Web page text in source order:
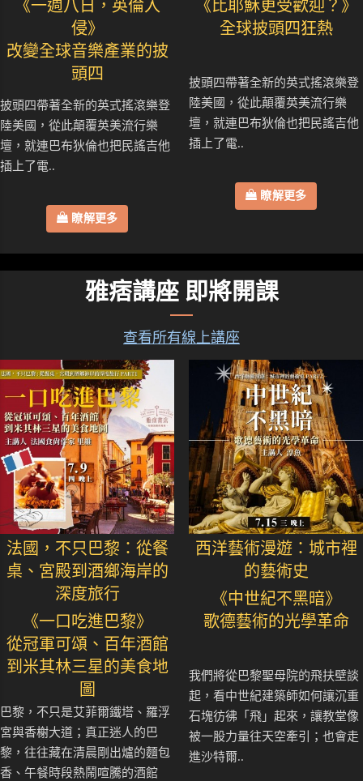
《一週八日，英倫入
侵》
改變全球音樂產業的披
頭四
披頭四帶著全新的英式搖滾樂登
陸美國，從此顛覆英美流行樂
壇，就連巴布狄倫也把民謠吉他
插上了電..
瞭解更多
《比耶穌更受歡迎？》
全球披頭四狂熱
披頭四帶著全新的英式搖滾樂登
陸美國，從此顛覆英美流行樂
壇，就連巴布狄倫也把民謠吉他
插上了電..
瞭解更多
雅痞講座 即將開課
查看所有線上講座
法國，不只巴黎：從餐
桌、宮殿到酒鄉海岸的
深度旅行
《一口吃進巴黎》
從冠軍可頌、百年酒館
到米其林三星的美食地
圖
巴黎，不只是艾菲爾鐵塔、羅浮
宮與香榭大道；真正迷人的巴
黎，往往藏在清晨剛出爐的麵包
香、午餐時段熱鬧喧騰的酒館
西洋藝術漫遊：城市裡
的藝術史
《中世紀不黑暗》
歌德藝術的光學革命
我們將從巴黎聖母院的飛扶壁談
起，看中世紀建築師如何讓沉重
石塊彷彿「飛」起來，讓教堂像
被一股力量往天空牽引；也會走
進沙特爾..